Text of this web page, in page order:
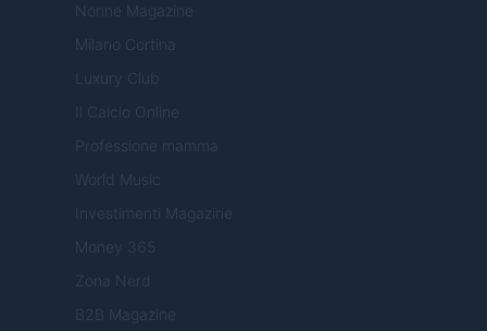
Nonne Magazine
Milano Cortina
Luxury Club
Il Calcio Online
Professione mamma
World Music
Investimenti Magazine
Money 365
Zona Nerd
B2B Magazine